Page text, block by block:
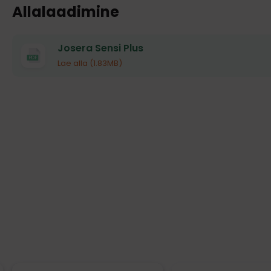
Allalaadimine
PDF
Josera Sensi Plus
Lae alla (1.83MB)